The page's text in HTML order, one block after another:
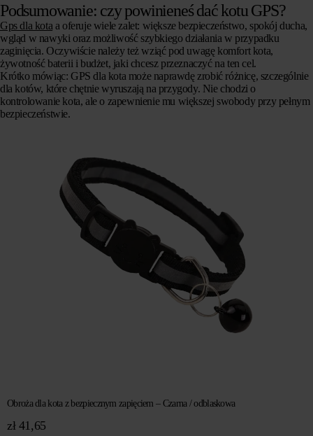
Podsumowanie: czy powinieneś dać kotu GPS?
Gps dla kota a oferuje wiele zalet: większe bezpieczeństwo, spokój ducha,
wgląd w nawyki oraz możliwość szybkiego działania w przypadku
zaginięcia. Oczywiście należy też wziąć pod uwagę komfort kota,
żywotność baterii i budżet, jaki chcesz przeznaczyć na ten cel.
Krótko mówiąc: GPS dla kota może naprawdę zrobić różnicę, szczególnie
dla kotów, które chętnie wyruszają na przygody. Nie chodzi o
kontrolowanie kota, ale o zapewnienie mu większej swobody przy pełnym
bezpieczeństwie.
Obroża dla kota z bezpiecznym zapięciem – Czarna / odblaskowa
zł41,65